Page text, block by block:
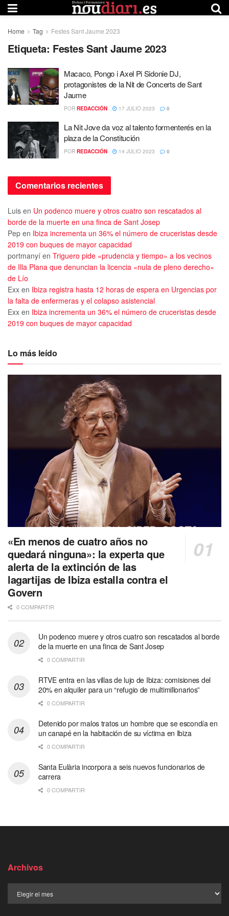
Home Tag Festes Sant Jaume 2023
Etiqueta: Festes Sant Jaume 2023
Macaco, Pongo i Axel Pi Sidonie DJ,
protagonistes de la Nit de Concerts de Sant
Jaume
POR REDACCIÓN 17 JULIO 2023 0
La Nit Jove da voz al talento formenterés en la
plaza de la Constitución
POR REDACCIÓN 14 JULIO 2023 0
Comentarios recientes
Luis en Un podenco muere y otros cuatro son rescatados al
borde de la muerte en una finca de Sant Josep
Pep en Ibiza incrementa un 36% el número de cruceristas desde
2019 con buques de mayor capacidad
portmanyí en Triguero pide «prudencia y tiempo» a los vecinos
de Illa Plana que denuncian la licencia «nula de pleno derecho»
de Lío
Exx en Ibiza registra hasta 12 horas de espera en Urgencias por
la falta de enfermeras y el colapso asistencial
Exx en Ibiza incrementa un 36% el número de cruceristas desde
2019 con buques de mayor capacidad
Lo más leído
«En menos de cuatro años no
quedará ninguna»: la experta que
alerta de la extinción de las
lagartijas de Ibiza estalla contra el
Govern
0 COMPARTIR
Un podenco muere y otros cuatro son rescatados al borde
de la muerte en una finca de Sant Josep
0 COMPARTIR
RTVE entra en las villas de lujo de Ibiza: comisiones del
20% en alquiler para un “refugio de multimillonarios”
0 COMPARTIR
Detenido por malos tratos un hombre que se escondía en
un canapé en la habitación de su víctima en Ibiza
0 COMPARTIR
Santa Eulària incorpora a seis nuevos funcionarios de
carrera
0 COMPARTIR
Archivos